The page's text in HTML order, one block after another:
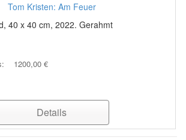
Tom Kristen: Am Feuer
40 x 40 cm, 2022. Gerahmt
1200,00 €
Details